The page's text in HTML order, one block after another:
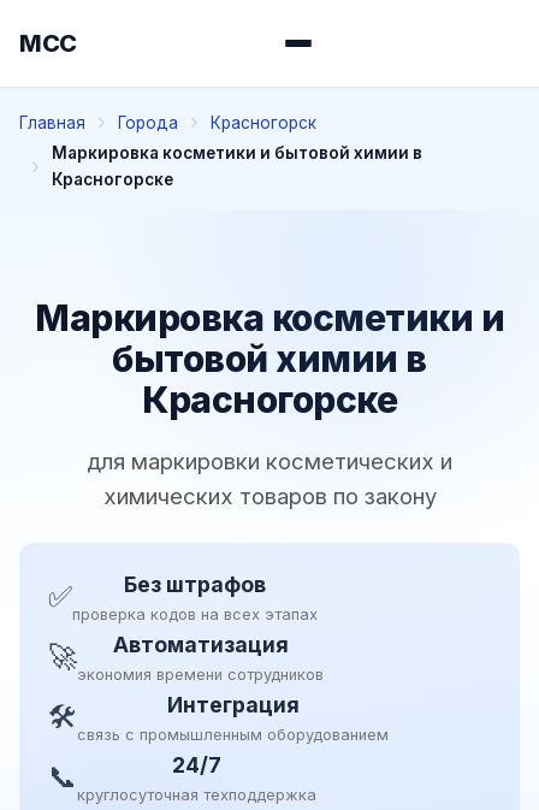
МСС
Главная Города
Красногорск
Маркировка косметики и бытовой химии в
Красногорске
Маркировка косметики и
бытовой химии в
Красногорске
для маркировки косметических и
химических товаров по закону
✅ Без штрафов
проверка кодов на всех этапах
🚀 Автоматизация
экономия времени сотрудников
🛠 Интеграция
связь с промышленным оборудованием
📞 24/7
круглосуточная техподдержка